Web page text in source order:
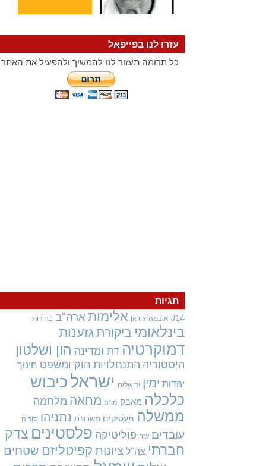
עזרו לנו בפייפאל
כל תרומה תעזור לנו להמשיך ולהפעיל את האתר
תגיות
J14 אובמה איראן אלימות ארה"ב בחירות
בינלאומיביקורתגזענות
דמוקרטיה דת ומדינההון ושלטון
היסטוריה התנחלויות חוק ומשפט חינוך
יהדות ימין ירושלים ישראלכיבוש
כלכלה מאבק מו"מ מחאהמלחמה
ממשלה מעסיקים משכורת נתניהו סוריה
עובדים עזה פוליטיקה פלסטיניםצדק
חברתי צה"ל ציונותקפיטליזםשטחים